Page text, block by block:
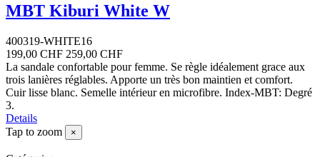
MBT Kiburi White W
400319-WHITE16
199,00 CHF 259,00 CHF
La sandale confortable pour femme. Se règle idéalement grace aux
trois lanières réglables. Apporte un très bon maintien et comfort.
Cuir lisse blanc. Semelle intérieur en microfibre. Index-MBT: Degré
3.
Details
Tap to zoom
×